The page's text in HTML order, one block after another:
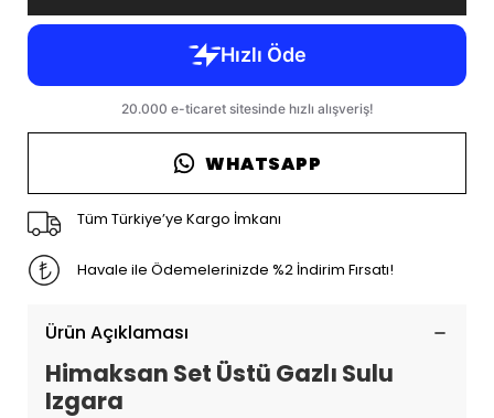
WHATSAPP
Tüm Türkiye’ye Kargo İmkanı
Havale ile Ödemelerinizde %2 İndirim Fırsatı!
Ürün Açıklaması
Himaksan Set Üstü Gazlı Sulu
Izgara